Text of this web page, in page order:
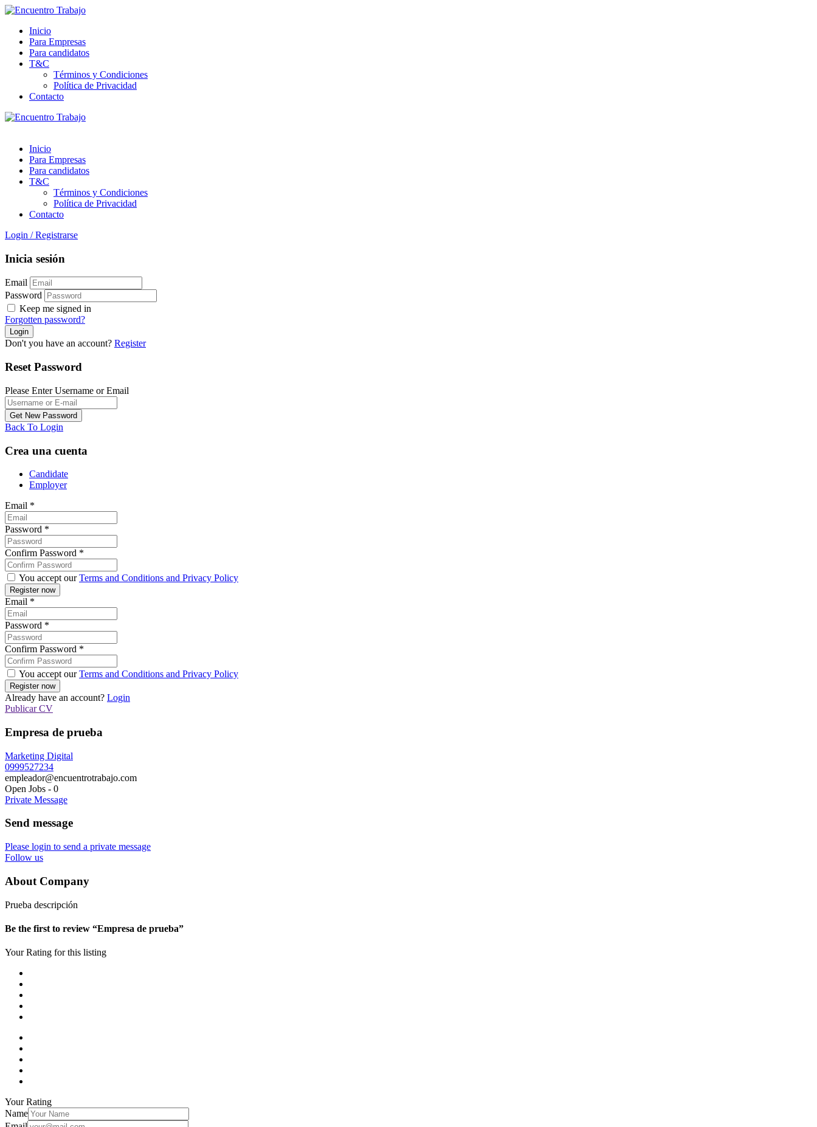
Inicio
Para Empresas
Para candidatos
T&C
Términos y Condiciones
Política de Privacidad
Contacto
Inicio
Para Empresas
Para candidatos
T&C
Términos y Condiciones
Política de Privacidad
Contacto
Login / Registrarse
Inicia sesión
Email
Password
Keep me signed in
Forgotten password?
Don't you have an account? Register
Reset Password
Please Enter Username or Email
Back To Login
Crea una cuenta
Candidate
Employer
Email *
Password *
Confirm Password *
You accept ourTerms and Conditions and Privacy Policy
Email *
Password *
Confirm Password *
You accept ourTerms and Conditions and Privacy Policy
Already have an account? Login
Publicar CV
Empresa de prueba
Marketing Digital
0999527234
empleador@encuentrotrabajo.com
Open Jobs - 0
Private Message
Send message
Please login to send a private message
Follow us
About Company
Prueba descripción
Be the first to review “Empresa de prueba”
Your Rating for this listing
Your Rating
Name